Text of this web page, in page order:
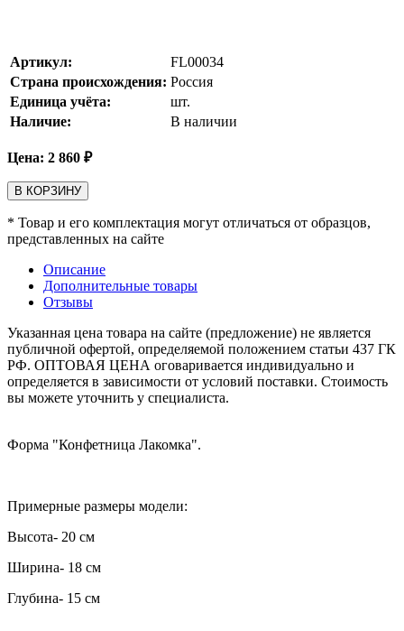
Артикул:
FL00034
Страна происхождения: Россия
Единица учёта:
шт.
Наличие:
В наличии
Цена: 2 860 ₽
В КОРЗИНУ
* Товар и его комплектация могут отличаться от образцов,
представленных на сайте
Описание
Дополнительные товары
Отзывы
Указанная цена товара на сайте (предложение) не является
публичной офертой, определяемой положением статьи 437 ГК
РФ. ОПТОВАЯ ЦЕНА оговаривается индивидуально и
определяется в зависимости от условий поставки. Стоимость
вы можете уточнить у специалиста.
Форма "Конфетница Лакомка".
Примерные размеры модели:
Высота- 20 см
Ширина- 18 см
Глубина- 15 см